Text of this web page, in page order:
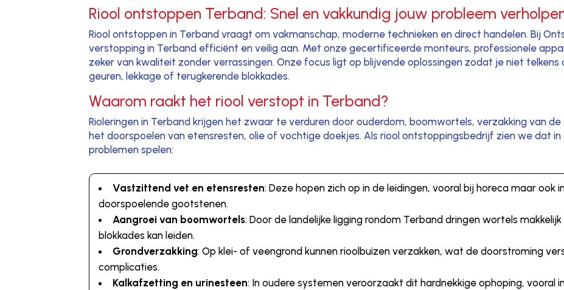
Riool ontstoppen Terband: Snel en vakkundig jouw probleem
Riool ontstoppen in Terband vraagt om vakmanschap, moderne technieken en direct handelen. Bij
verstopping in Terband efficiënt en veilig aan. Met onze gecertificeerde monteurs, professionele
zeker van kwaliteit zonder verrassingen. Onze focus ligt op blijvende oplossingen zodat je niet
geuren, lekkage of terugkerende blokkades.
Waarom raakt het riool verstopt in Terband?
Rioleringen in Terband krijgen het zwaar te verduren door ouderdom, boomwortels, verzakking van
het doorspoelen van etensresten, olie of vochtige doekjes. Als riool ontstoppingsbedrijf zien we dat
problemen spelen:
Vastzittend vet en etensresten: Deze hopen zich op in de leidingen, vooral bij horeca maar ook
doorspoelende gootstenen.
Aangroei van boomwortels: Door de landelijke ligging rondom Terband dringen wortels
blokkades kan leiden.
Grondverzakking: Op klei- of veengrond kunnen rioolbuizen verzakken, wat de doorstroming
complicaties.
Kalkafzetting en urinesteen: In oudere systemen veroorzaakt dit hardnekkige ophoping, vooral